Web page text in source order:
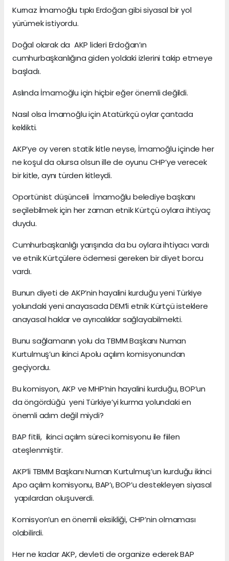
Kurnaz İmamoğlu tıpkı Erdoğan gibi siyasal bir yol
yürümek istiyordu.
Doğal olarak da AKP lideri Erdoğan’ın
cumhurbaşkanlığına giden yoldaki izlerini takip etmeye
başladı.
Aslında İmamoğlu için hiçbir eğer önemli değildi.
Nasıl olsa İmamoğlu için Atatürkçü oylar çantada
keklikti.
AKP’ye oy veren statik kitle neyse, İmamoğlu içinde her
ne koşul da olursa olsun ille de oyunu CHP’ye verecek
bir kitle, aynı türden kitleydi.
Oportünist düşünceli İmamoğlu belediye başkanı
seçilebilmek için her zaman etnik Kürtçü oylara ihtiyaç
duydu.
Cumhurbaşkanlığı yarışında da bu oylara ihtiyacı vardı
ve etnik Kürtçülere ödemesi gereken bir diyet borcu
vardı.
Bunun diyeti de AKP’nin hayalini kurduğu yeni Türkiye
yolundaki yeni anayasada DEM’li etnik Kürtçü isteklere
anayasal haklar ve ayrıcalıklar sağlayabilmekti.
Bunu sağlamanın yolu da TBMM Başkanı Numan
Kurtulmuş’un ikinci Apolu açılım komisyonundan
geçiyordu.
Bu komisyon, AKP ve MHP’nin hayalini kurduğu, BOP’un
da öngördüğü yeni Türkiye’yi kurma yolundaki en
önemli adım değil miydi?
BAP fitili, ikinci açılım süreci komisyonu ile fiilen
ateşlenmiştir.
AKP’li TBMM Başkanı Numan Kurtulmuş’un kurduğu ikinci
Apo açılım komisyonu, BAP’ı, BOP’u destekleyen siyasal
yapılardan oluşuverdi.
Komisyon’un en önemli eksikliği, CHP’nin olmaması
olabilirdi.
Her ne kadar AKP, devleti de organize ederek BAP